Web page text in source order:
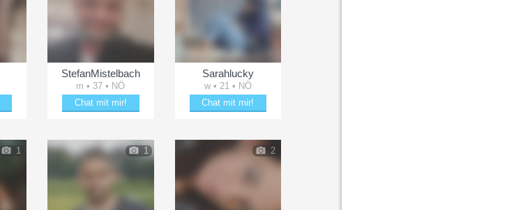
StefanMistelbach
m • 37 • NÖ
Chat mit mir!
Sarahlucky
w • 21 • NÖ
Chat mit mir!
1 1 2